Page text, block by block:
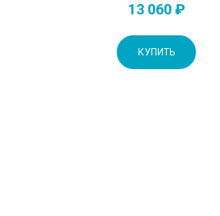
13 060 ₽
КУПИТЬ